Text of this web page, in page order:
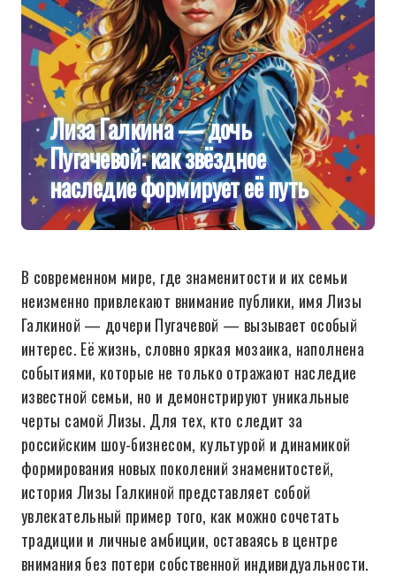
Лиза Галкина — дочь
Пугачевой: как звёздное
наследие формирует её путь
В современном мире, где знаменитости и их семьи
неизменно привлекают внимание публики, имя Лизы
Галкиной — дочери Пугачевой — вызывает особый
интерес. Её жизнь, словно яркая мозаика, наполнена
событиями, которые не только отражают наследие
известной семьи, но и демонстрируют уникальные
черты самой Лизы. Для тех, кто следит за
российским шоу-бизнесом, культурой и динамикой
формирования новых поколений знаменитостей,
история Лизы Галкиной представляет собой
увлекательный пример того, как можно сочетать
традиции и личные амбиции, оставаясь в центре
внимания без потери собственной индивидуальности.